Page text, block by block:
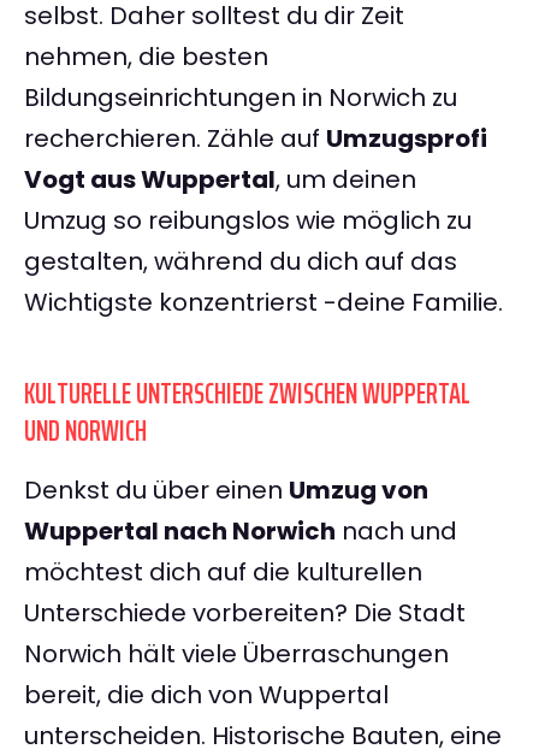
selbst. Daher solltest du dir Zeit
nehmen, die besten
Bildungseinrichtungen in Norwich zu
recherchieren. Zähle auf Umzugsprofi
Vogt aus Wuppertal, um deinen
Umzug so reibungslos wie möglich zu
gestalten, während du dich auf das
Wichtigste konzentrierst -deine Familie.
KULTURELLE UNTERSCHIEDE ZWISCHEN WUPPERTAL
UND NORWICH
Denkst du über einen Umzug von
Wuppertal nach Norwich nach und
möchtest dich auf die kulturellen
Unterschiede vorbereiten? Die Stadt
Norwich hält viele Überraschungen
bereit, die dich von Wuppertal
unterscheiden. Historische Bauten, eine